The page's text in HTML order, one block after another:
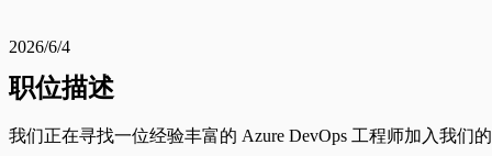
2026/6/4
职位描述
我们正在寻找一位经验丰富的 Azure DevOps 工程师加入我